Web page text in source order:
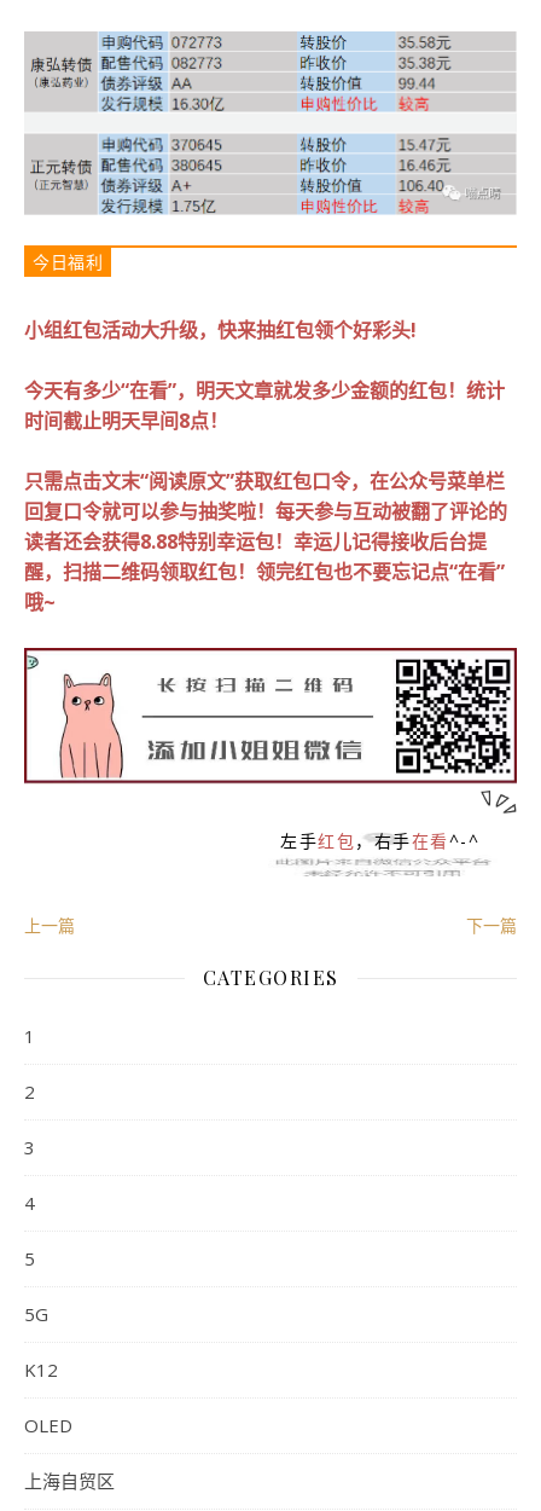
今日福利
小组红包活动大升级，快来抽红包领个好彩头!
今天有多少“在看”，明天文章就发多少金额的红包！ 统计
时间截止明天早间8点！
只需点击文末“阅读原文”获取红包口令，在公众号菜单栏
回复口令就可以参与抽奖啦！ 每天参与互动被翻了评论的
读者还会获得8.88特别幸运包！ 幸运儿记得接收后台提
醒，扫描二维码领取红包！领完红包也不要忘记点“在看”
哦~
左手红包，右手在看^-^
上一篇 下一篇
CATEGORIES
1
2
3
4
5
5G
K12
OLED
上海自贸区